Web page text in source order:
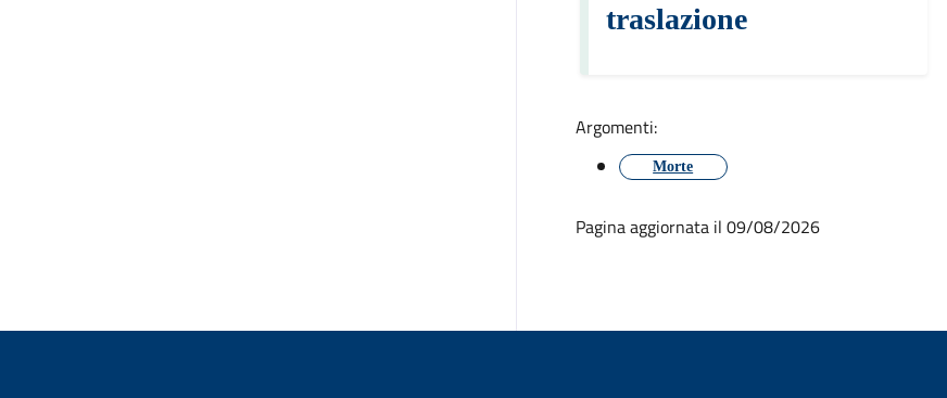
traslazione
Argomenti:
Morte
Pagina aggiornata il 09/08/2026